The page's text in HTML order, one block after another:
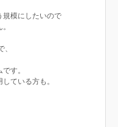
模にしたいので
す。
ている方も。